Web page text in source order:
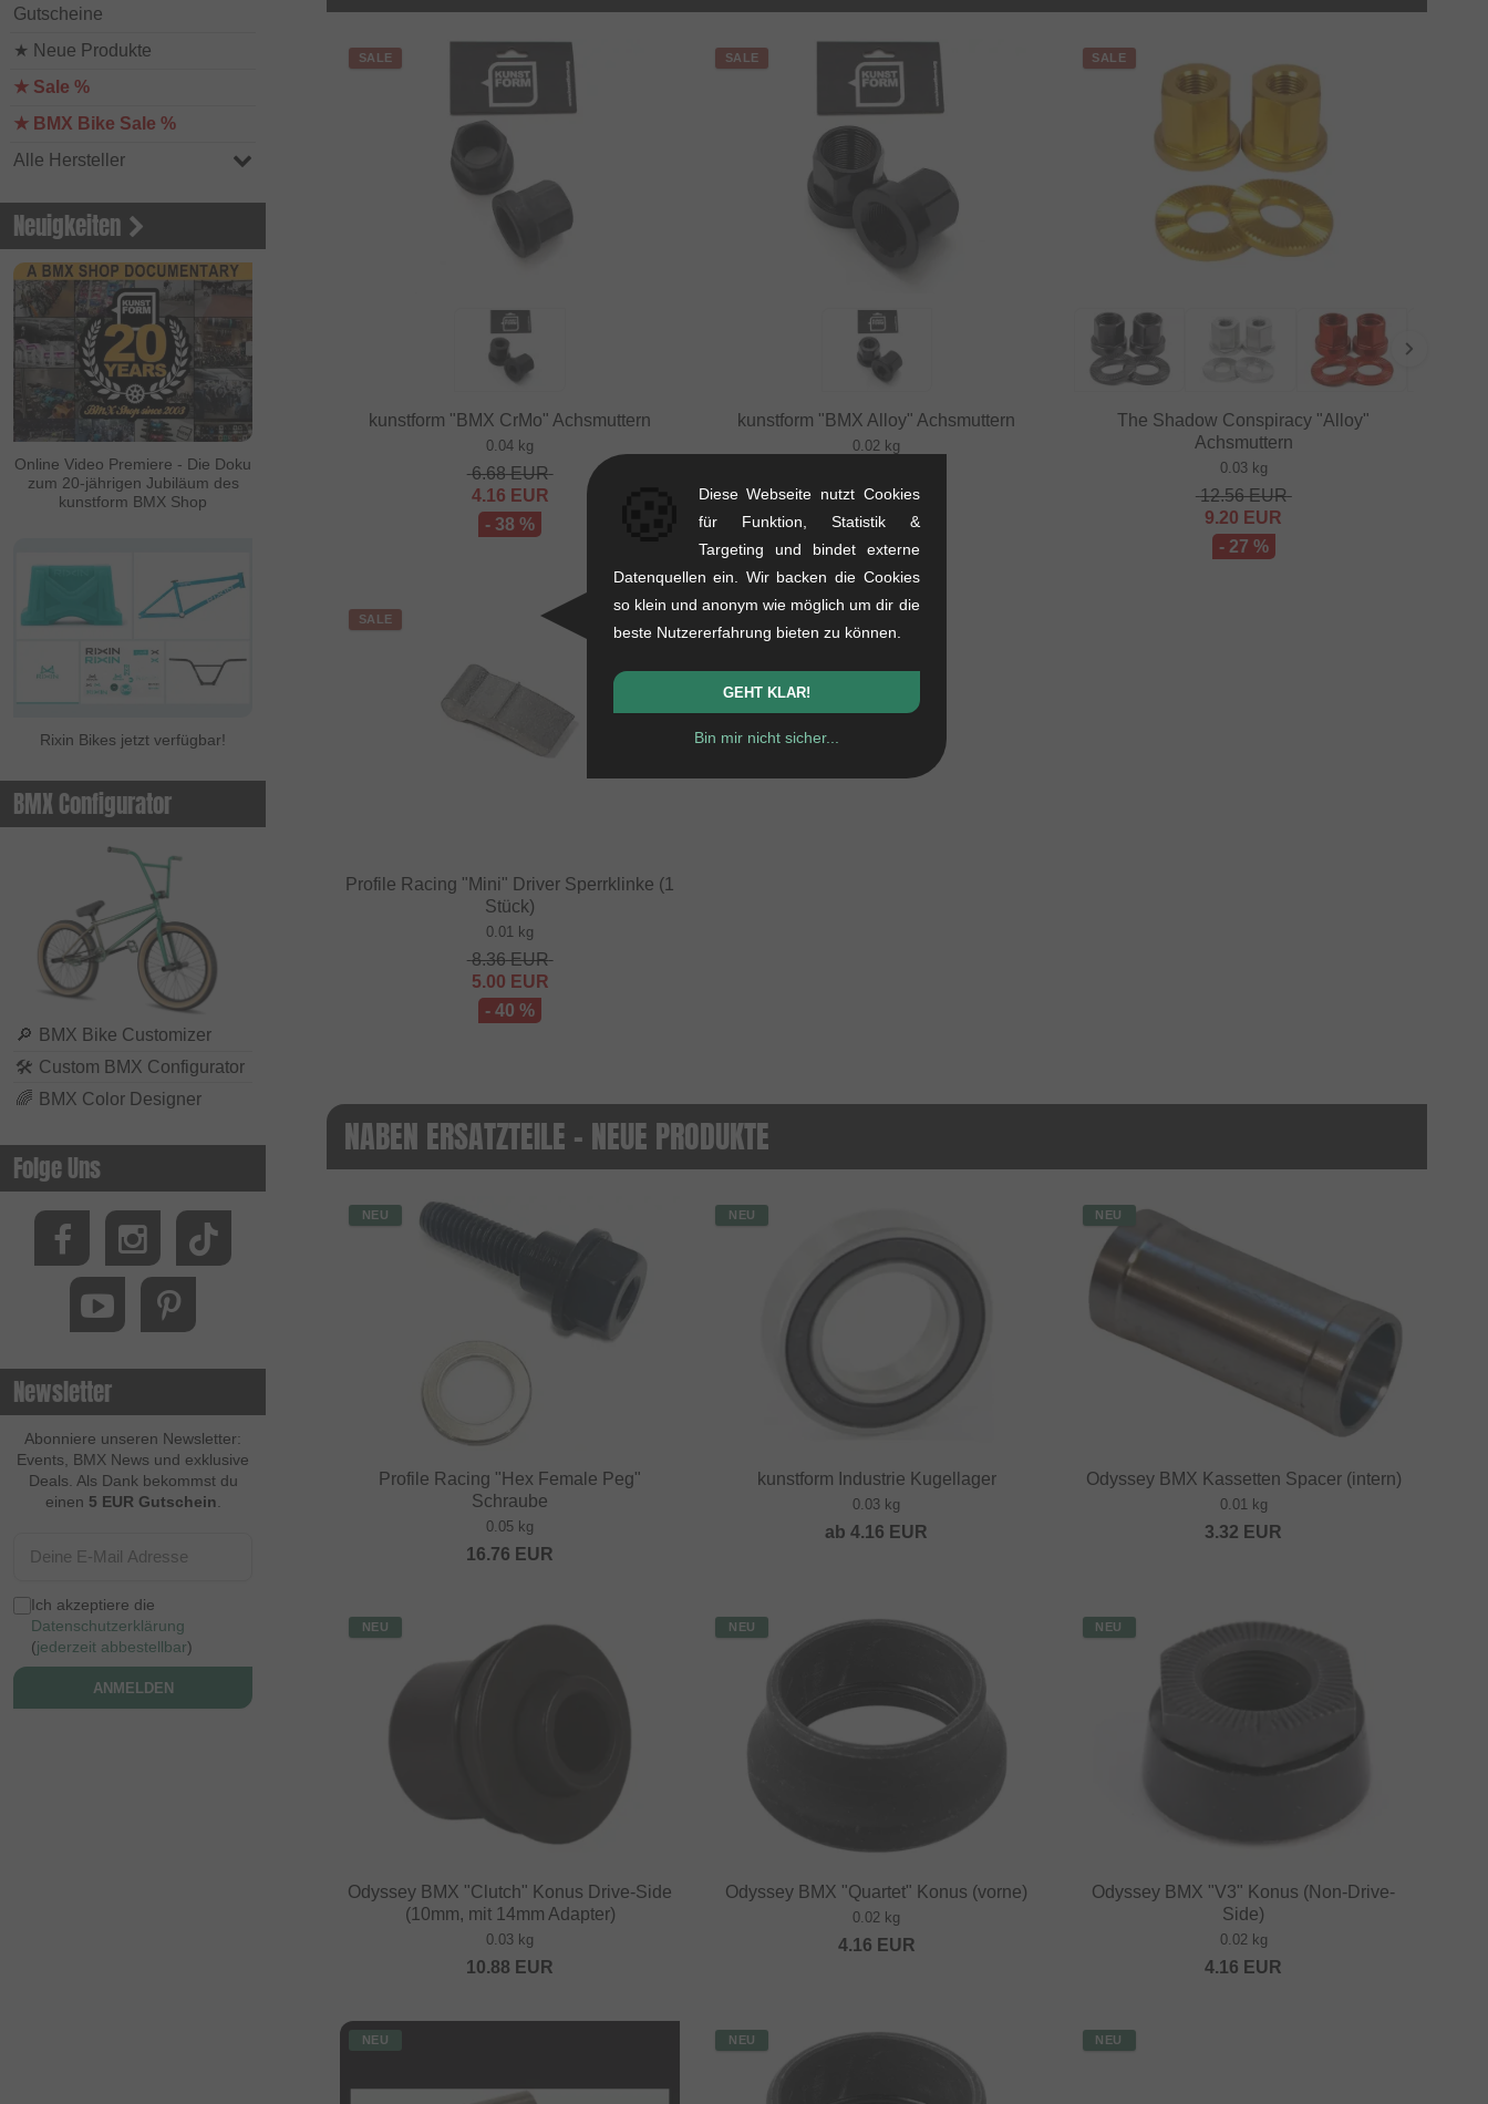
Gutscheine
★ Neue Produkte
★ Sale %
★ BMX Bike Sale %
Alle Hersteller
Neuigkeiten
Online Video Premiere - Die Doku
zum 20-jährigen Jubiläum des
kunstform BMX Shop
Rixin Bikes jetzt verfügbar!
BMX Configurator
🔎 BMX Bike Customizer
🛠 Custom BMX Configurator
🌈 BMX Color Designer
Folge Uns
Newsletter
Abonniere unseren Newsletter:
Events, BMX News und exklusive
Deals. Als Dank bekommst du
einen 5 EUR Gutschein
Ich akzeptiere die
Datenschutzerklärung
(jederzeit abbestellbar)
ANMELDEN
SALE
kunstform "BMX CrMo" Achsmuttern
0.04 kg
6.68EUR
4.16 EUR
- 38 %
SALE
kunstform "BMX Alloy" Achsmuttern
0.02 kg
5.00EUR
- 40 %
SALE
The Shadow Conspiracy "Alloy"
Achsmuttern
0.03 kg
12.56EUR
9.20 EUR
- 27 %
SALE
Profile Racing "Mini" Driver Sperrklinke (1
Stück)
0.01 kg
8.36EUR
5.00 EUR
- 40 %
NABEN ERSATZTEILE - NEUE PRODUKTE
NEU
Profile Racing "Hex Female Peg"
Schraube
0.05 kg
16.76 EUR
NEU
kunstform Industrie Kugellager
0.03 kg
ab4.16 EUR
NEU
Odyssey BMX Kassetten Spacer (intern)
0.01 kg
3.32 EUR
NEU
Odyssey BMX "Clutch" Konus Drive-Side
(10mm, mit 14mm Adapter)
0.03 kg
10.88 EUR
NEU
Odyssey BMX "Quartet" Konus (vorne)
0.02 kg
4.16 EUR
NEU
Odyssey BMX "V3" Konus (Non-Drive-
Side)
0.02 kg
4.16 EUR
NEU NEU NEU
Diese Webseite nutzt Cookies
für Funktion, Statistik &
Targeting und bindet externe
Datenquellen ein. Wir backen die Cookies
so klein und anonym wie möglich um dir die
beste Nutzererfahrung bieten zu können.
GEHT KLAR!
Bin mir nicht sicher...